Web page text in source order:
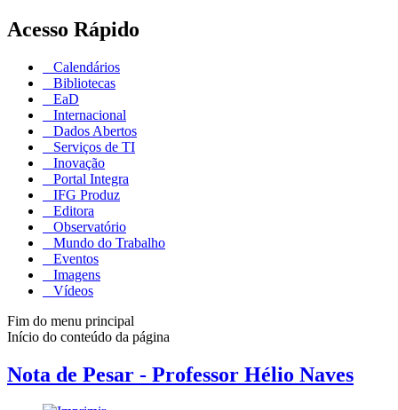
Acesso Rápido
Calendários
Bibliotecas
EaD
Internacional
Dados Abertos
Serviços de TI
Inovação
Portal Integra
IFG Produz
Editora
Observatório
Mundo do Trabalho
Eventos
Imagens
Vídeos
Fim do menu principal
Início do conteúdo da página
Nota de Pesar - Professor Hélio Naves